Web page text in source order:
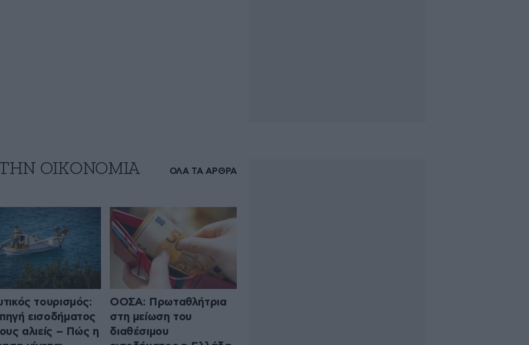
ΟΙΚΟΝΟΜΙΑ ΟΛΑ ΤΑ ΑΡΘΡΑ
τουρισμός:
εισοδήματος
αλιείς – Πώς η
ΟΟΣΑ: Πρωταθλήτρια
στη μείωση του
διαθέσιμου